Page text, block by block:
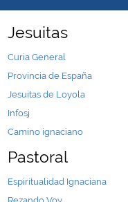
Jesuitas
Curia General
Provincia de España
Jesuitas de Loyola
Infosj
Camino ignaciano
Pastoral
Espiritualidad Ignaciana